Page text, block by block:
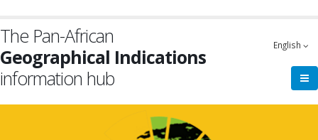
main
content
The Pan-African
Geographical Indications
information hub
English